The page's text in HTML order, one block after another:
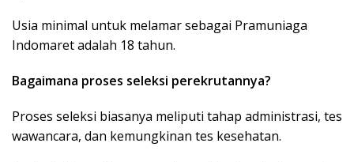
Usia minimal untuk melamar sebagai Pramuniaga
Indomaret adalah 18 tahun.
Bagaimana proses seleksi perekrutannya?
Proses seleksi biasanya meliputi tahap administrasi, tes
wawancara, dan kemungkinan tes kesehatan.